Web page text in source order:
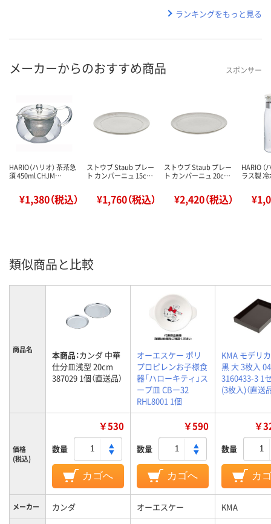
ランキングをもっと見る
メーカーからのおすすめ商品 スポンサー
HARIO（ハリオ） 茶茶急
須 450ml CHJM…
¥1,380（税込）
ストウブ Staub プレー
ト カンパーニュ 15c…
¥1,760（税込）
ストウブ Staub プレー
ト カンパーニュ 20c…
¥2,420（税込）
HARIO （
ラス製
類似商品と比較
商品名 本商品：カンダ 中華
仕分皿浅型 20cm
387029 1個（直送品）
オーエスケー ポリ
プロピレンお子様食
器「ハローキティ」ス
ープ皿 CBー32
RHL8001 1個
KMA モデリ
黒 大 3枚入
3160433-3 1
(3枚入)（直送
価格
(税込)
￥530
数量
カゴへ
￥590
数量
カゴへ
￥
数量
カ
メーカー カンダ オーエスケー KMA